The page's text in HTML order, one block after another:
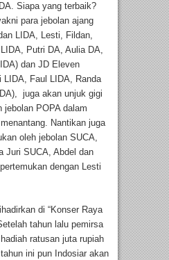
Siapa yang terbaik?
para jebolan ajang
LIDA, Lesti, Fildan,
Putri DA, Aulia DA,
dan JD Eleven
LIDA, Faul LIDA, Randa
juga akan unjuk gigi
jebolan POPA dalam
Nantikan juga
oleh jebolan SUCA,
Juri SUCA, Abdel dan
dengan Lesti
di “Konser Raya
tahun lalu pemirsa
ratusan juta rupiah
ini pun Indosiar akan